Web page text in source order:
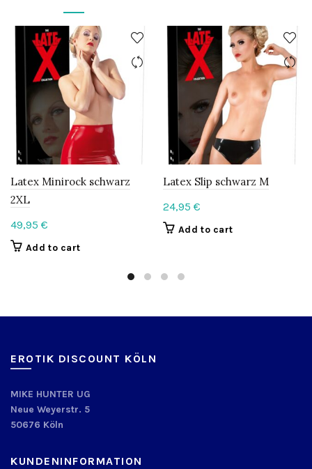
Latex Minirock schwarz
2XL
49,95 €
Add to cart
Latex Slip schwarz M
24,95 €
Add to cart
EROTIK DISCOUNT KÖLN
MIKE HUNTER UG
Neue Weyerstr. 5
50676 Köln
KUNDENINFORMATION